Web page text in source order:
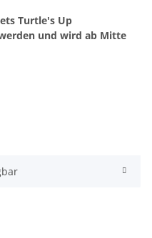
Turtle's Up
und wird ab Mitte